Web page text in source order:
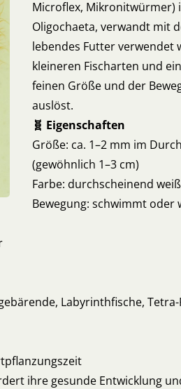
Microflex, Mikronitwürmer)
Oligochaeta, verwandt mit
lebendes Futter verwendet
kleineren Fischarten und
feinen Größe und der
auslöst.
🧬 Eigenschaften
Größe: ca. 1–2 mm im
(gewöhnlich 1–3 cm)
Farbe: durchscheinend
Bewegung: schwimmt oder
Labyrinthfische,
ihre gesunde Entwicklung